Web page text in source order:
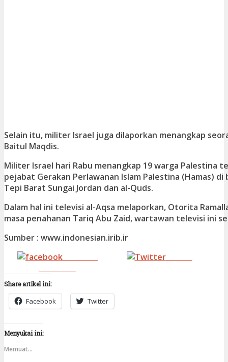
Selain itu, militer Israel juga dilaporkan menangkap
Baitul Maqdis.
Militer Israel hari Rabu menangkap 19 warga Palestina
pejabat Gerakan Perlawanan Islam Palestina (Hamas) di
Tepi Barat Sungai Jordan dan al-Quds.
Dalam hal ini televisi al-Aqsa melaporkan, Otorita
masa penahanan Tariq Abu Zaid, wartawan televisi ini
Sumber : www.indonesian.irib.ir
Tweet
Share artikel ini:
Facebook Twitter
Menyukai ini:
Memuat...